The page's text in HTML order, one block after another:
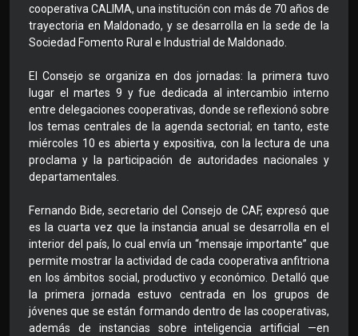
cooperativa CALIMA, una institución con más de 70 años de
trayectoria en Maldonado, y se desarrolla en la sede de la
Sociedad Fomento Rural e Industrial de Maldonado.
El Consejo se organiza en dos jornadas: la primera tuvo
lugar el martes 9 y fue dedicada al intercambio interno
entre delegaciones cooperativas, donde se reflexionó sobre
los temas centrales de la agenda sectorial; en tanto, este
miércoles 10 es abierta y expositiva, con la lectura de una
proclama y la participación de autoridades nacionales y
departamentales.
Fernando Bide, secretario del Consejo de CAF, expresó que
es la cuarta vez que la instancia anual se desarrolla en el
interior del país, lo cual envía un “mensaje importante” que
permite mostrar la actividad de cada cooperativa anfitriona
en los ámbitos social, productivo y económico. Detalló que
la primera jornada estuvo centrada en los grupos de
jóvenes que se están formando dentro de las cooperativas,
además de instancias sobre inteligencia artificial —en